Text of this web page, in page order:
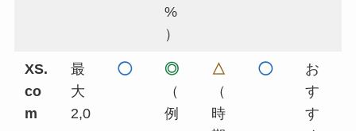
%
）
XS.
co
m
最
大
2,0
◯
◎
（
例
△
（
時
◯
お
す
す